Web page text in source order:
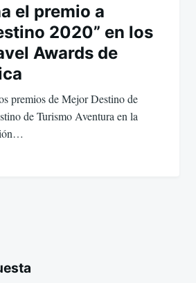
el premio a
2020” en los
Awards de
premios de Mejor Destino de
de Turismo Aventura en la